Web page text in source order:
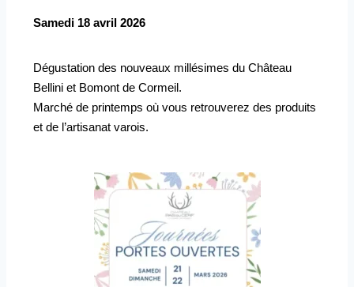
Samedi 18 avril 2026
Dégustation des nouveaux millésimes du Château
Bellini et Bomont de Cormeil.
Marché de printemps où vous retrouverez des produits
et de l’artisanat varois.